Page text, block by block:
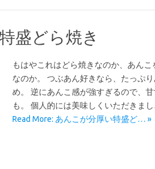
盛どら焼き
もはやこれはどら焼きなのか、あん
なのか。 つぶあん好きなら、たっぷ
め。 逆にあんこ感が強すぎるので、
も。 個人的には美味しくいただきま
Read More: あんこが分厚い特盛ど… »